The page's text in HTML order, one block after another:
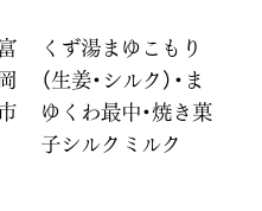
岡
くず湯まゆこもり
（生姜・シルク）・ま
ゆくわ最中・焼き菓
子シルクミルク